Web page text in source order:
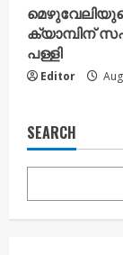
ക്യാമ്പിന്
പള്ളി
Editor
SEARCH